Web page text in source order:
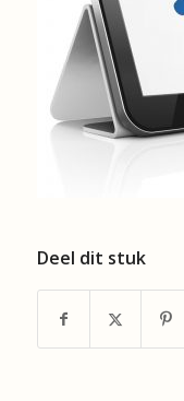
Deel dit stuk